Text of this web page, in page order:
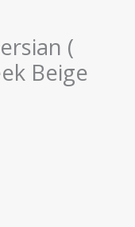
(
Beige